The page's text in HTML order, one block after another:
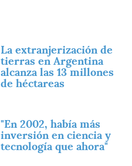
La extranjerización de
tierras en Argentina
alcanza las 13 millones
de héctareas
"En 2002, había más
inversión en ciencia y
tecnología que ahora"